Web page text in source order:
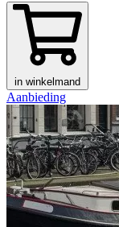
in winkelmand
Aanbieding